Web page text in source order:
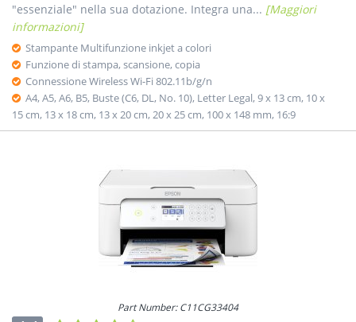
"essenziale" nella sua dotazione. Integra una... [Maggiori
informazioni]
Stampante Multifunzione inkjet a colori
Funzione di stampa, scansione, copia
Connessione Wireless Wi-Fi 802.11b/g/n
A4, A5, A6, B5, Buste (C6, DL, No. 10), Letter Legal, 9 x 13 cm, 10 x
15 cm, 13 x 18 cm, 13 x 20 cm, 20 x 25 cm, 100 x 148 mm, 16:9
Part Number: C11CG33404